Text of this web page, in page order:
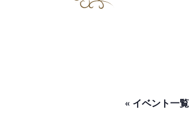
« イベント一覧